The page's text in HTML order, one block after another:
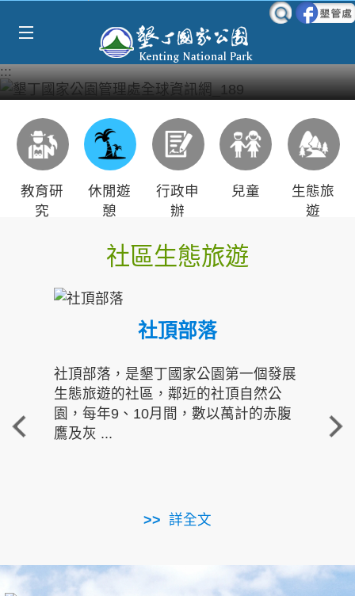
:::
教育研
究
休閒遊
憩
行政申
辦
兒童
生態旅
遊
社區生態旅遊
社頂部落
社頂部落，是墾丁國家公園第一個發展
生態旅遊的社區，鄰近的社頂自然公
園，每年9、10月間，數以萬計的赤腹
鷹及灰 ...
詳全文
重
走進